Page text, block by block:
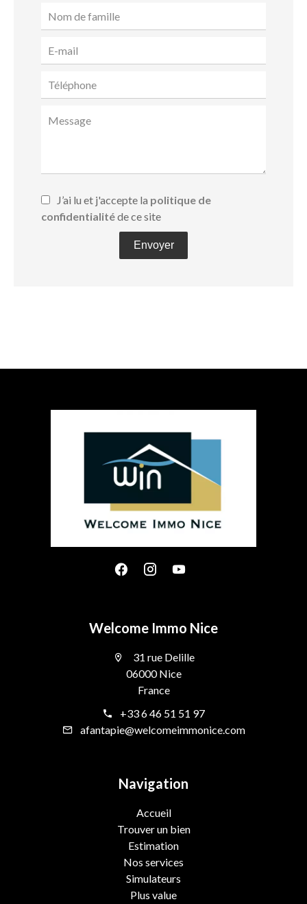
J’ai lu et j'accepte la politique de
confidentialitéde ce site
Envoyer
Welcome Immo Nice
31 rue Delille
06000 Nice
France
+33 6 46 51 51 97
afantapie@welcomeimmonice.com
Navigation
Accueil
Trouver un bien
Estimation
Nos services
Simulateurs
Plus value